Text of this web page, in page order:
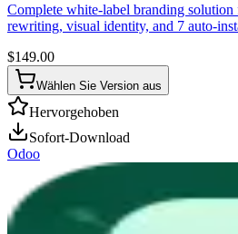
Complete white-label branding
rewriting, visual identity, and 7 auto-
$149.00
Wählen Sie Version aus
Hervorgehoben
Sofort-Download
Odoo